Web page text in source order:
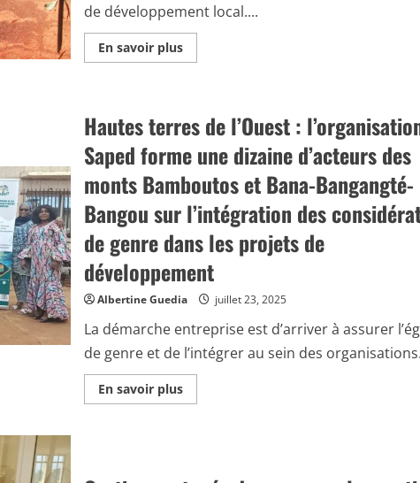
e
n
t
n
s
l
e
l
a
n
e
m
e
t
e
a
p
l
a
t
e
f
l
s
p
o
r
s
p
u
b
l
i
c
s
v
e
l
e
n
e
x
p
é
r
i
m
e
n
:
l
e
e
r
n
e
m
e
n
a
n
f
o
r
s
t
A
l
l
i
a
de développement local....
En savoir plusE
n
i
r
l
u
s
s
u
a
m
e
r
o
u
:
W
F
-
C
Hautes terres de l’Ouest :
Saped forme une dizaine d’acteurs des
monts Bamboutos et Bana-Bangangté-
Bangou sur l’intégration des
de genre dans les projets de
développement
Albertine Guedia juillet 23, 2025
La démarche entreprise est d’arriver à assurer
de genre et de l’intégrer au sein des
En savoir plusE
n